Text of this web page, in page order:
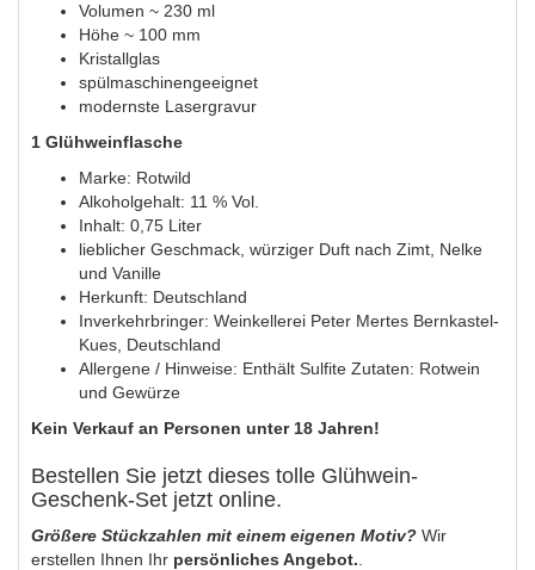
Volumen ~ 230 ml
Höhe ~ 100 mm
Kristallglas
spülmaschinengeeignet
modernste Lasergravur
1 Glühweinflasche
Marke: Rotwild
Alkoholgehalt: 11 % Vol.
Inhalt: 0,75 Liter
lieblicher Geschmack, würziger Duft nach Zimt, Nelke
und Vanille
Herkunft: Deutschland
Inverkehrbringer: Weinkellerei Peter Mertes Bernkastel-
Kues, Deutschland
Allergene / Hinweise: Enthält Sulfite Zutaten: Rotwein
und Gewürze
Kein Verkauf an Personen unter 18 Jahren!
Bestellen Sie jetzt dieses tolle Glühwein-
Geschenk-Set jetzt online.
Größere Stückzahlen mit einem eigenen Motiv? Wir
erstellen Ihnen Ihr persönliches Angebot.